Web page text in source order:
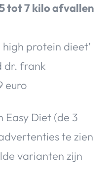
tot 7 kilo afvallen
protein dieet’
dr. frank
euro
Easy Diet (de 3
te zien
varianten zijn